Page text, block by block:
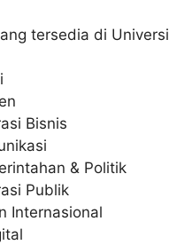
tersedia di
Bisnis
& Politik
Publik
Internasional